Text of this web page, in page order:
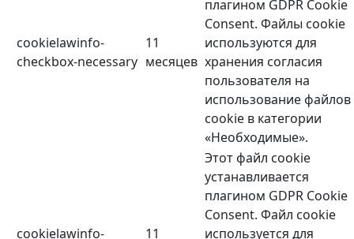
cookielawinfo-
checkbox-necessary
11
месяцев
плагином GDPR Cookie
Consent. Файлы cookie
используются для
хранения согласия
пользователя на
использование файлов
cookie в категории
«Необходимые».
cookielawinfo-
11
Этот файл cookie
устанавливается
плагином GDPR Cookie
Consent. Файл cookie
используется для